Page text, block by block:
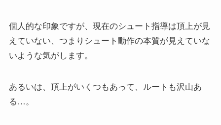
個人的な印象ですが、現在のシュート指導は頂上が見
えていない、つまりシュート動作の本質が見えていな
いような気がします。
あるいは、頂上がいくつもあって、ルートも沢山あ
る…。